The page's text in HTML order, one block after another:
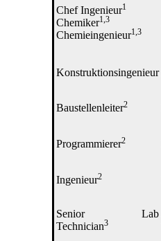
Chef Ingenieur1
Chemiker1,3
Chemieingenieur1,3
Konstruktionsingenieur
Baustellenleiter2
Programmierer2
Ingenieur2
Senior Lab
Technician3